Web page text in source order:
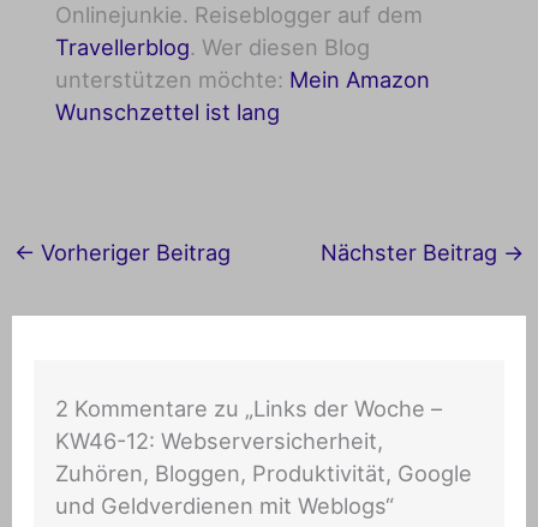
Onlinejunkie. Reiseblogger auf dem
Travellerblog. Wer diesen Blog
unterstützen möchte: Mein Amazon
Wunschzettel ist lang
← Vorheriger Beitrag Nächster Beitrag →
2 Kommentare zu „Links der Woche –
KW46-12: Webserversicherheit,
Zuhören, Bloggen, Produktivität, Google
und Geldverdienen mit Weblogs“